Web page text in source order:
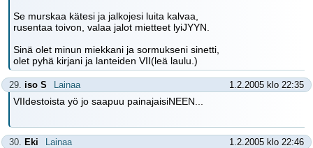
Se murskaa kätesi ja jalkojesi luita kalvaa,
rusentaa toivon, valaa jalot mietteet lyiJYYN.
Sinä olet minun miekkani ja sormukseni sinetti,
olet pyhä kirjani ja lanteiden VII(leä laulu.)
29. iso S Lainaa 1.2.2005 klo 22:35
VIIdestoista yö jo saapuu painajaisiNEEN...
30. Eki Lainaa 1.2.2005 klo 22:46